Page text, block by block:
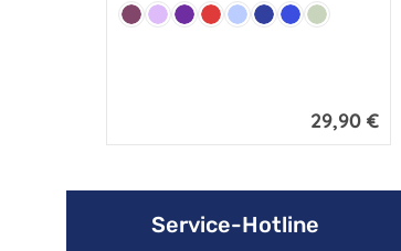
Farbe:
BeereFliederLila Rot Hellblau
MarineRoyalblau
Lindgrün
Regulärer Preis:
29,90 €
Service-Hotline